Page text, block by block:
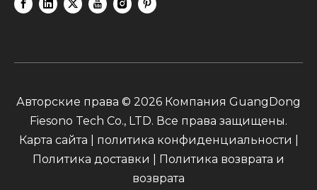
Авторские права © 2026 Компания GuangDong
Fiesono Tech Co., LTD. Все права защищены.
Карта сайта
политика конфиденциальности
Политика доставки
Политика возврата и
возврата